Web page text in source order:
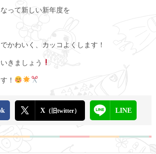
って新しい新年度を
かわいく、カッコよくします！
きましょう
！
X（旧twitter） LINE